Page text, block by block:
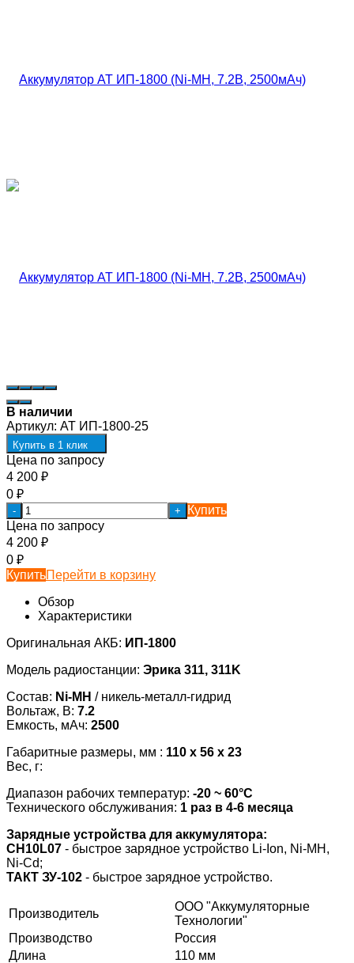
В наличии
Артикул: AT ИП-1800-25
Купить в 1 клик
Цена по запросу
4 200 ₽
0 ₽
- +
Купить
Цена по запросу
4 200 ₽
0 ₽
КупитьПерейти в корзину
Обзор
Характеристики
Оригинальная АКБ: ИП-1800
Модель радиостанции: Эрика 311, 311K
Состав: Ni-MH / никель-металл-гидрид
Вольтаж, В: 7.2
Емкость, мАч: 2500
Габаритные размеры, мм : 110 х 56 х 23
Вес, г:
Диапазон рабочих температур: -20 ~ 60°С
Технического обслуживания: 1 раз в 4-6 месяца
Зарядные устройства для аккумулятора:
CH10L07 - быстрое зарядное устройство Li-Ion, Ni-MH,
Ni-Cd;
ТАКТ ЗУ-102 - быстрое зарядное устройство.
Производитель
ООО "Аккумуляторные
Технологии"
Производство
Россия
Длина
110 мм